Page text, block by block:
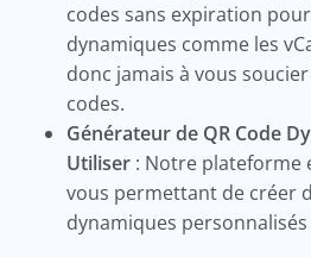
codes sans expiration
dynamiques comme les
donc jamais à vous
codes.
Générateur de QR Code
Utiliser : Notre plateforme
vous permettant de créer
dynamiques